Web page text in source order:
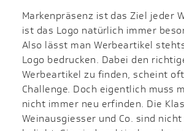
Markenpräsenz ist das Ziel jeder
ist das Logo natürlich immer
Also lässt man Werbeartikel
Logo bedrucken. Dabei den
Werbeartikel zu finden, scheint
Challenge. Doch eigentlich muss
nicht immer neu erfinden. Die
Weinausgiesser und Co. sind